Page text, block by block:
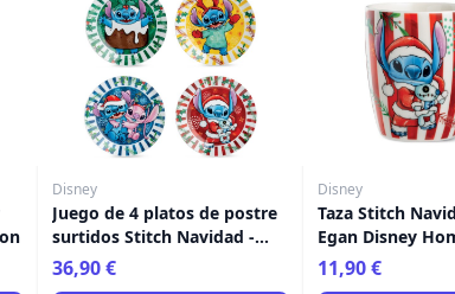
Disney
Juego de 4 platos de postre
surtidos Stitch Navidad -
Egan Disney Home
36,90 €
Disney
Taza Stitch
Egan Disney
11,90 €